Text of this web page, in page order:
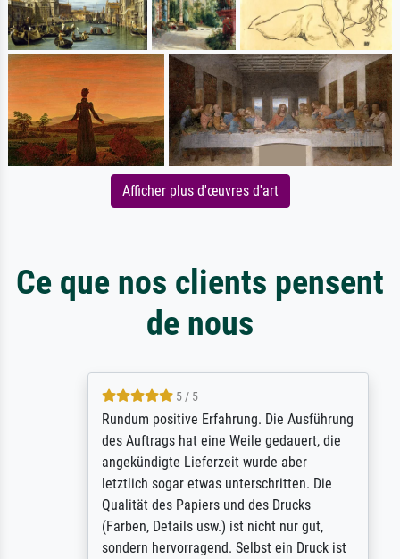
Afficher plus d'œuvres d'art
Ce que nos clients pensent
de nous
5 / 5
Rundum positive Erfahrung. Die Ausführung
des Auftrags hat eine Weile gedauert, die
angekündigte Lieferzeit wurde aber
letztlich sogar etwas unterschritten. Die
Qualität des Papiers und des Drucks
(Farben, Details usw.) ist nicht nur gut,
sondern hervorragend. Selbst ein Druck ist